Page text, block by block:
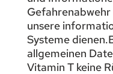
unsere
Systeme
allgemeinen
Vitamin T keine